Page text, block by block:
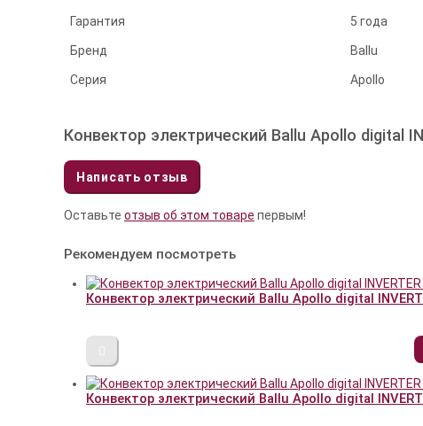
Гарантия 5 года
Бренд Ballu
Серия Apollo
Конвектор электрический Ballu Apollo digital
Написать отзыв
Оставьте отзыв об этом товаре первым!
Рекомендуем посмотреть
Конвектор электрический Ballu Apollo digital
Конвектор электрический Ballu Apollo digital